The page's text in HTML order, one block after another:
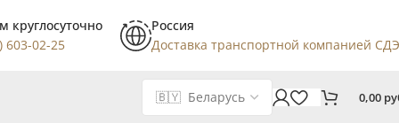
круглосуточно
603-02-25
Россия
Доставка транспортной компанией
0,00